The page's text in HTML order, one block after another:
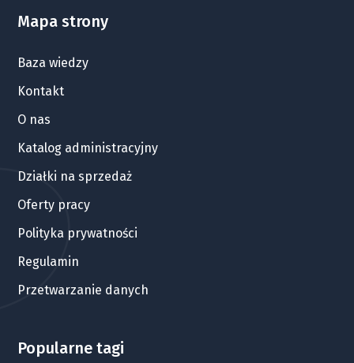
Mapa strony
Baza wiedzy
Kontakt
O nas
Katalog administracyjny
Działki na sprzedaż
Oferty pracy
Polityka prywatności
Regulamin
Przetwarzanie danych
Popularne tagi